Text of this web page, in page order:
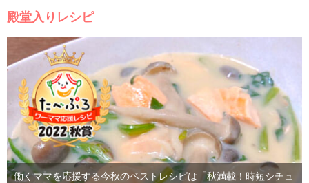
殿堂入りレシピ
働くママを応援する今秋のベストレシピは「秋満載！時短シチュ